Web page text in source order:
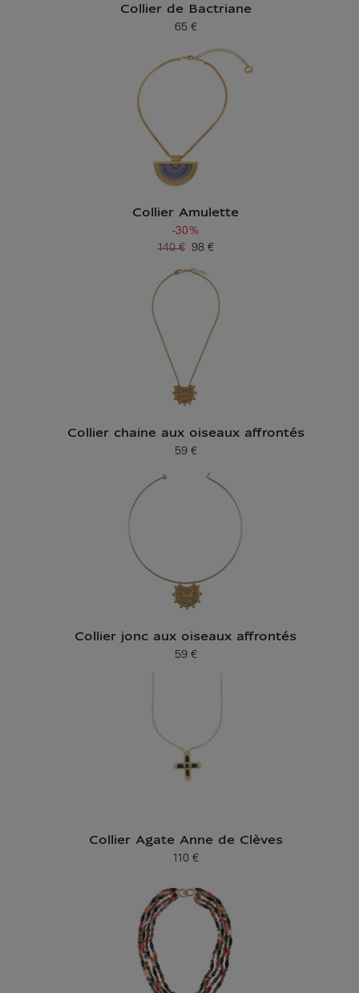
Collier de Bactriane
Prix ​​actuel
65 €
Collier Amulette
-30%
Prix ​​actuel
98 €
Ancien prix
140 €
Collier chaine aux oiseaux affrontés
Prix ​​actuel
59 €
Collier jonc aux oiseaux affrontés
Prix ​​actuel
59 €
Collier Agate Anne de Clèves
Prix ​​actuel
110 €